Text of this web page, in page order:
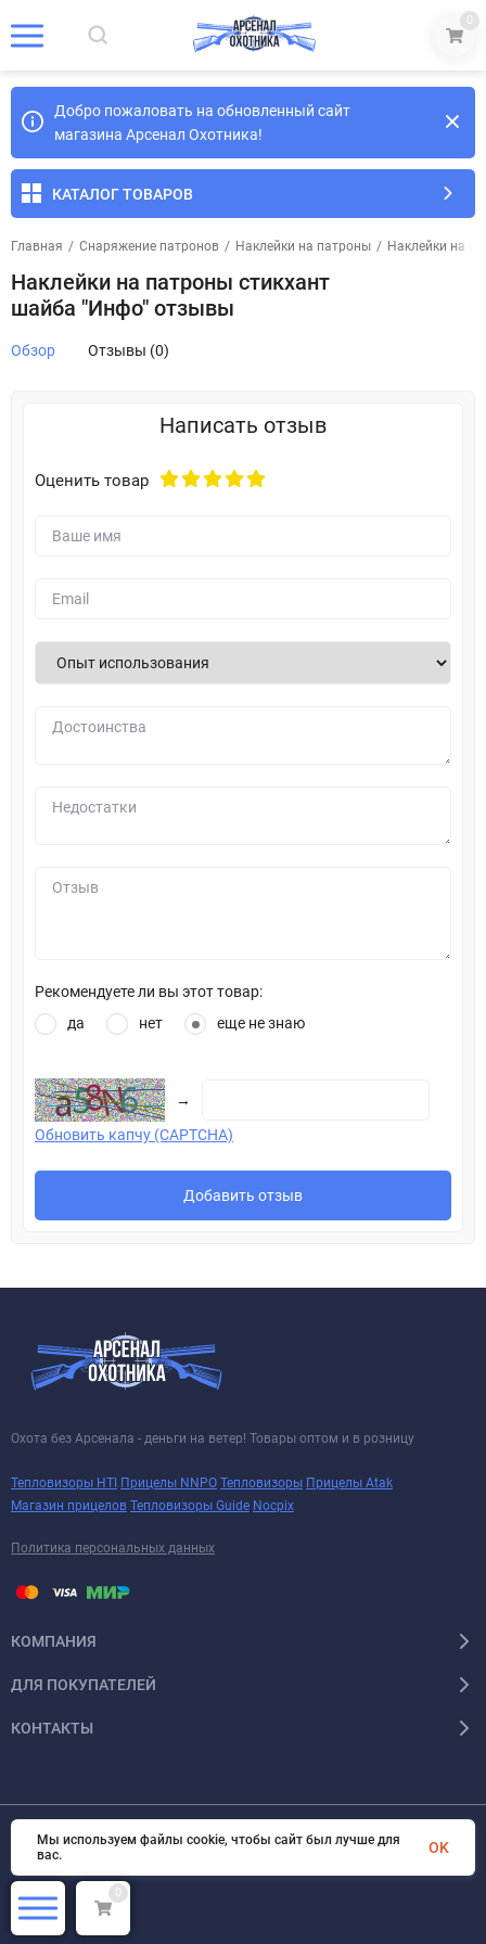
0
Добро пожаловать на обновленный сайт
магазина Арсенал Охотника!
КАТАЛОГ ТОВАРОВ
Главная / Снаряжение патронов / Наклейки на патроны / Наклейки на
Наклейки на патроны стикхант
шайба "Инфо" отзывы
Обзор Отзывы (0)
Написать отзыв
Оценить товар
Рекомендуете ли вы этот товар:
да
нет еще не знаю
→
Обновить капчу (CAPTCHA)
Добавить отзыв
Охота без Арсенала - деньги на ветер! Товары оптом и в розницу
Тепловизоры HTI Прицелы NNPO Тепловизоры Прицелы Atak
Магазин прицелов Тепловизоры Guide Nocpix
Политика персональных данных
КОМПАНИЯ
ДЛЯ ПОКУПАТЕЛЕЙ
КОНТАКТЫ
Тепловизоры Pulsar© 2026 Арсенал Охотника ру. Все права защищены
0
Мы используем файлы cookie, чтобы сайт был лучше для
вас.
OK